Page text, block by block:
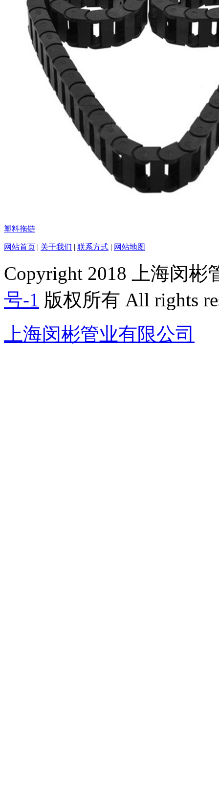
塑料拖链
网站首页 | 关于我们 | 联系方式 | 网站地图
Copyright 2018 上海闵
号-1 版权所有 All rights
上海闵彬管业有限公司